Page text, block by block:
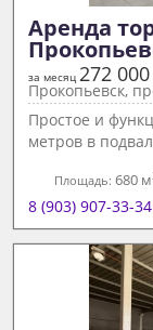
Аренда
за месяц 272 000
Прокопьевск,
Простое и
метров в
Площадь:680 м
8 (903) 907-33-